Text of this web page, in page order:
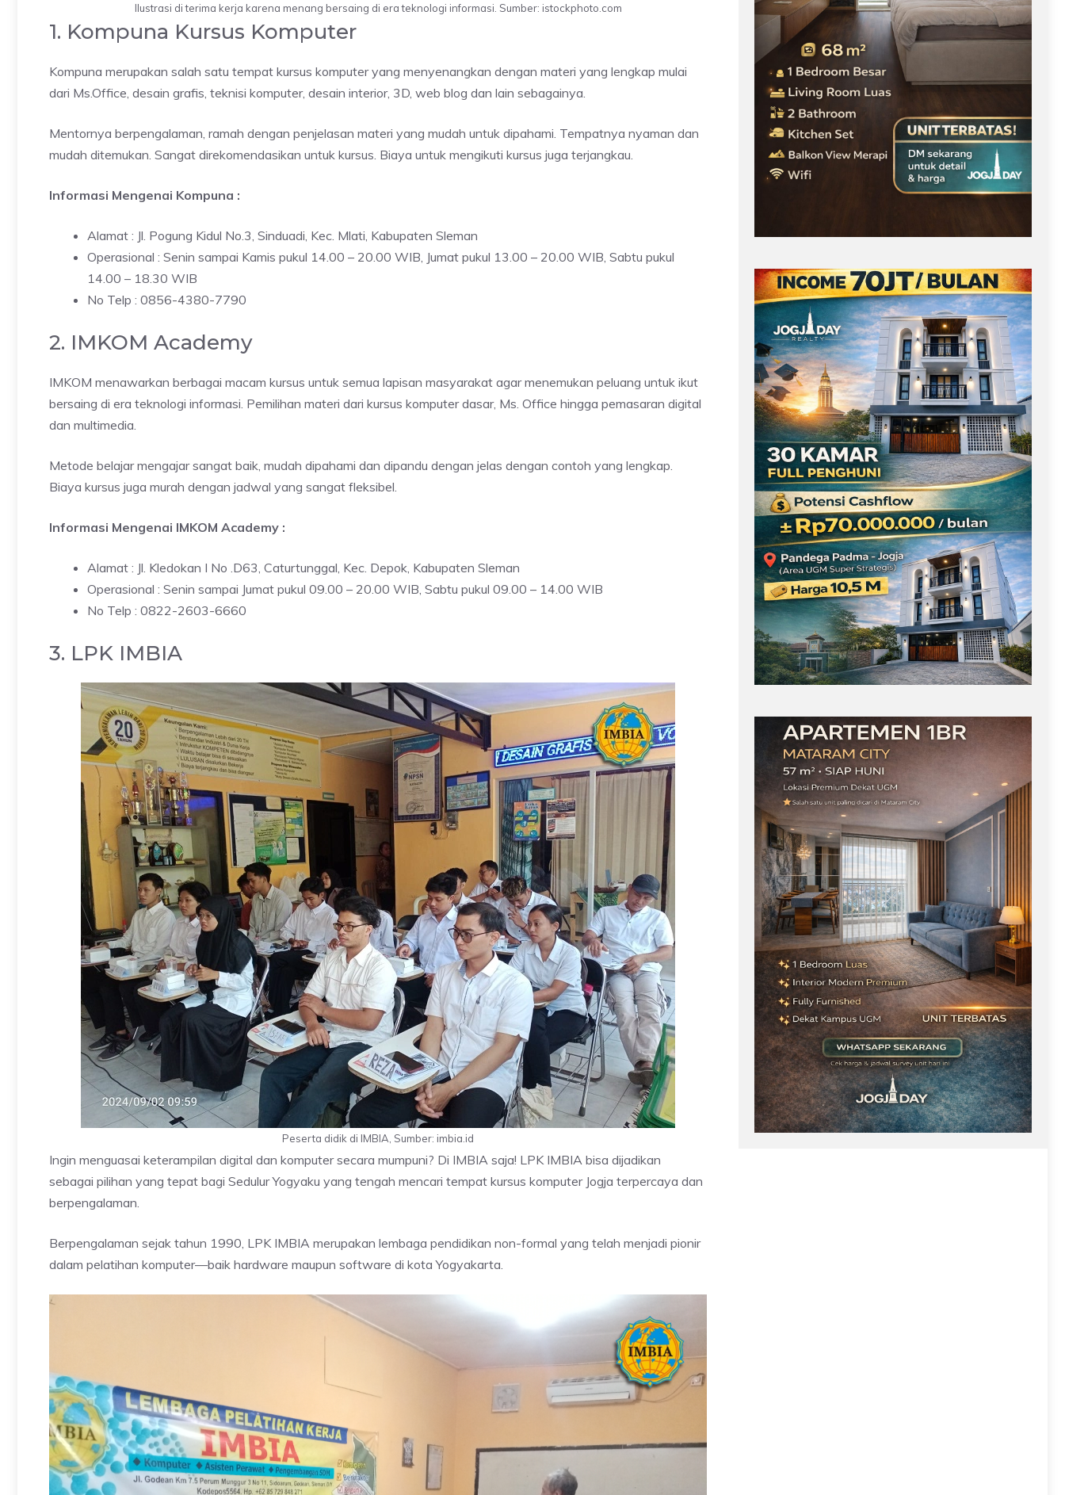
Ilustrasi di terima kerja karena menang bersaing di era teknologi informasi. Sumber: istockphoto.com
1. Kompuna Kursus Komputer
Kompuna merupakan salah satu tempat kursus komputer yang menyenangkan dengan materi yang lengkap mulai
dari Ms.Office, desain grafis, teknisi komputer, desain interior, 3D, web blog dan lain sebagainya.
Mentornya berpengalaman, ramah dengan penjelasan materi yang mudah untuk dipahami. Tempatnya nyaman dan
mudah ditemukan. Sangat direkomendasikan untuk kursus. Biaya untuk mengikuti kursus juga terjangkau.
Informasi Mengenai Kompuna :
Alamat : Jl. Pogung Kidul No.3, Sinduadi, Kec. Mlati, Kabupaten Sleman
Operasional : Senin sampai Kamis pukul 14.00 – 20.00 WIB, Jumat pukul 13.00 – 20.00 WIB, Sabtu pukul
14.00 – 18.30 WIB
No Telp : 0856-4380-7790
2. IMKOM Academy
IMKOM menawarkan berbagai macam kursus untuk semua lapisan masyarakat agar menemukan peluang untuk ikut
bersaing di era teknologi informasi. Pemilihan materi dari kursus komputer dasar, Ms. Office hingga pemasaran digital
dan multimedia.
Metode belajar mengajar sangat baik, mudah dipahami dan dipandu dengan jelas dengan contoh yang lengkap.
Biaya kursus juga murah dengan jadwal yang sangat fleksibel.
Informasi Mengenai IMKOM Academy :
Alamat : Jl. Kledokan I No .D63, Caturtunggal, Kec. Depok, Kabupaten Sleman
Operasional : Senin sampai Jumat pukul 09.00 – 20.00 WIB, Sabtu pukul 09.00 – 14.00 WIB
No Telp : 0822-2603-6660
3. LPK IMBIA
Peserta didik di IMBIA, Sumber: imbia.id
Ingin menguasai keterampilan digital dan komputer secara mumpuni? Di IMBIA saja! LPK IMBIA bisa dijadikan
sebagai pilihan yang tepat bagi Sedulur Yogyaku yang tengah mencari tempat kursus komputer Jogja terpercaya dan
berpengalaman.
Berpengalaman sejak tahun 1990, LPK IMBIA merupakan lembaga pendidikan non-formal yang telah menjadi pionir
dalam pelatihan komputer—baik hardware maupun software di kota Yogyakarta.